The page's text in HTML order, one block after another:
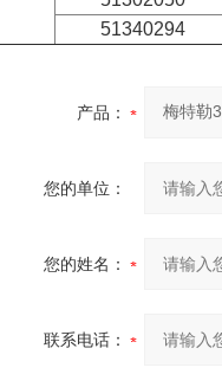
51340294
产品：
您的单位：
您的姓名：
联系电话：